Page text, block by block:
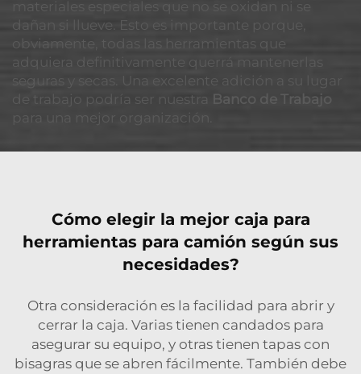
materiales especiales que no se oxidan ni se
dañan si llueve. Esto es importante porque,
obviamente, todas las herramientas que
adquiera definitivamente querrá mantenerlas
seguras y secas. Una excelente adición a su lugar
de trabajo podría ser nuestra Banco de Trabajo
para una mejor organización.
Cómo elegir la mejor caja para
herramientas para camión según sus
necesidades?
Otra consideración es la facilidad para abrir y
cerrar la caja. Varias tienen candados para
asegurar su equipo, y otras tienen tapas con
bisagras que se abren fácilmente. También debe